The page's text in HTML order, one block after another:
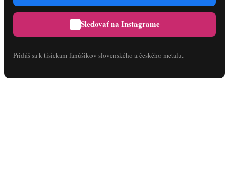
Sledovať na Instagrame
Pridáš sa k tisíckam fanúšikov slovenského a českého metalu.